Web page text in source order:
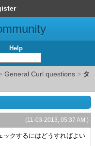
Help
General Curl questions > タ
(11-03-2013, 05:37 AM )
ックするにはどうすればよい